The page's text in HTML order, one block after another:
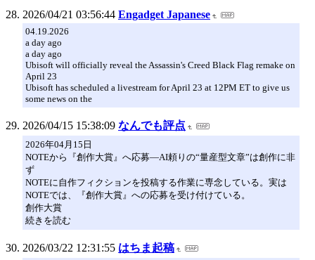
2026/04/21 03:56:44 Engadget Japanese
04.19.2026
a day ago
a day ago
Ubisoft will officially reveal the Assassin's Creed Black Flag remake on
April 23
Ubisoft has scheduled a livestream for April 23 at 12PM ET to give us
some news on the
2026/04/15 15:38:09 なんでも評点
2026年04月15日
NOTEから『創作大賞』へ応募―AI頼りの“量産型文章”は創作に非
ず
NOTEに自作フィクションを投稿する作業に専念している。実は
NOTEでは、『創作大賞』への応募を受け付けている。
創作大賞
続きを読む
2026/03/22 12:31:55 はちま起稿